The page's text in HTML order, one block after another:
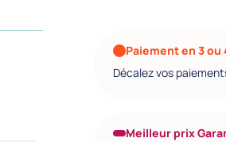
Paiement en 3 ou
Décalez vos
Meilleur prix